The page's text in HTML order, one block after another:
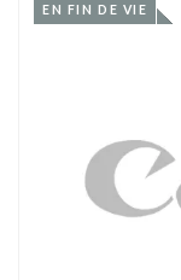
EN FIN DE VIE